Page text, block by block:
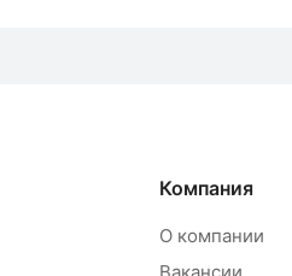
Компания
О компании